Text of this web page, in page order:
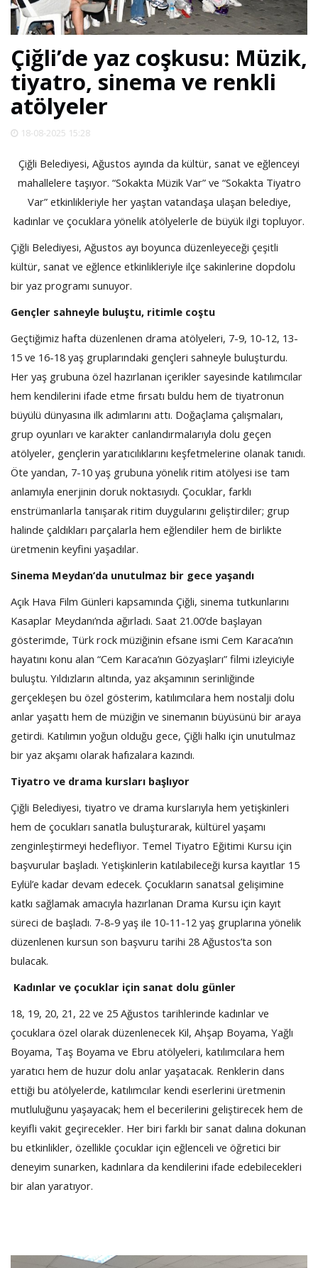
SPOR
DÜNYA
VİDEO
YAZARLAR
RESMİ
REKLAMLAR
Çiğli’de yaz coşkusu: Müzik,
tiyatro, sinema ve renkli
atölyeler
18-08-2025 15:28
Çiğli Belediyesi, Ağustos ayında da kültür, sanat ve eğlenceyi
mahallelere taşıyor. “Sokakta Müzik Var” ve “Sokakta Tiyatro
Var” etkinlikleriyle her yaştan vatandaşa ulaşan belediye,
kadınlar ve çocuklara yönelik atölyelerle de büyük ilgi topluyor.
Çiğli Belediyesi, Ağustos ayı boyunca düzenleyeceği çeşitli
kültür, sanat ve eğlence etkinlikleriyle ilçe sakinlerine dopdolu
bir yaz programı sunuyor.
Gençler sahneyle buluştu, ritimle coştu
Geçtiğimiz hafta düzenlenen drama atölyeleri, 7-9, 10-12, 13-
15 ve 16-18 yaş gruplarındaki gençleri sahneyle buluşturdu.
Her yaş grubuna özel hazırlanan içerikler sayesinde katılımcılar
hem kendilerini ifade etme fırsatı buldu hem de tiyatronun
büyülü dünyasına ilk adımlarını attı. Doğaçlama çalışmaları,
grup oyunları ve karakter canlandırmalarıyla dolu geçen
atölyeler, gençlerin yaratıcılıklarını keşfetmelerine olanak tanıdı.
Öte yandan, 7-10 yaş grubuna yönelik ritim atölyesi ise tam
anlamıyla enerjinin doruk noktasıydı. Çocuklar, farklı
enstrümanlarla tanışarak ritim duygularını geliştirdiler; grup
halinde çaldıkları parçalarla hem eğlendiler hem de birlikte
üretmenin keyfini yaşadılar.
Sinema Meydan’da unutulmaz bir gece yaşandı
Açık Hava Film Günleri kapsamında Çiğli, sinema tutkunlarını
Kasaplar Meydanı’nda ağırladı. Saat 21.00’de başlayan
gösterimde, Türk rock müziğinin efsane ismi Cem Karaca’nın
hayatını konu alan “Cem Karaca’nın Gözyaşları” filmi izleyiciyle
buluştu. Yıldızların altında, yaz akşamının serinliğinde
gerçekleşen bu özel gösterim, katılımcılara hem nostalji dolu
anlar yaşattı hem de müziğin ve sinemanın büyüsünü bir araya
getirdi. Katılımın yoğun olduğu gece, Çiğli halkı için unutulmaz
bir yaz akşamı olarak hafızalara kazındı.
Tiyatro ve drama kursları başlıyor
Çiğli Belediyesi, tiyatro ve drama kurslarıyla hem yetişkinleri
hem de çocukları sanatla buluşturarak, kültürel yaşamı
zenginleştirmeyi hedefliyor. Temel Tiyatro Eğitimi Kursu için
başvurular başladı. Yetişkinlerin katılabileceği kursa kayıtlar 15
Eylül’e kadar devam edecek. Çocukların sanatsal gelişimine
katkı sağlamak amacıyla hazırlanan Drama Kursu için kayıt
süreci de başladı. 7-8-9 yaş ile 10-11-12 yaş gruplarına yönelik
düzenlenen kursun son başvuru tarihi 28 Ağustos’ta son
bulacak.
Kadınlar ve çocuklar için sanat dolu günler
18, 19, 20, 21, 22 ve 25 Ağustos tarihlerinde kadınlar ve
çocuklara özel olarak düzenlenecek Kil, Ahşap Boyama, Yağlı
Boyama, Taş Boyama ve Ebru atölyeleri, katılımcılara hem
yaratıcı hem de huzur dolu anlar yaşatacak. Renklerin dans
ettiği bu atölyelerde, katılımcılar kendi eserlerini üretmenin
mutluluğunu yaşayacak; hem el becerilerini geliştirecek hem de
keyifli vakit geçirecekler. Her biri farklı bir sanat dalına dokunan
bu etkinlikler, özellikle çocuklar için eğlenceli ve öğretici bir
deneyim sunarken, kadınlara da kendilerini ifade edebilecekleri
bir alan yaratıyor.